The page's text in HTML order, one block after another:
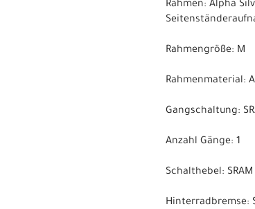
Rahmen: Alpha
Rahmengröße: M
Rahmenmaterial:
Gangschaltung:
Anzahl Gänge: 1
Schalthebel:
Hinterradbremse: